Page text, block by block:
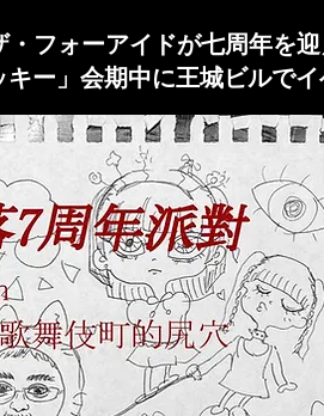
フォーアイドが七周年を迎
ー」会期中に王城ビルで